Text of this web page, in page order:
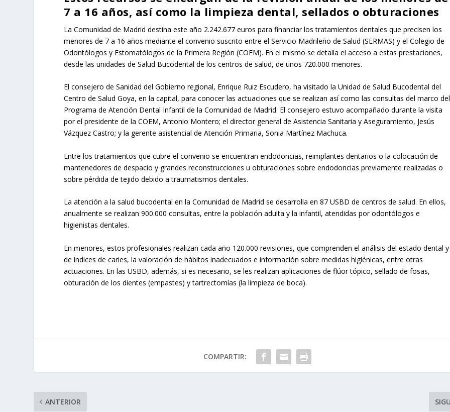
7 a 16 años, así como la limpieza dental, sellados o obturaciones
La Comunidad de Madrid destina este año 2.242.677 euros para financiar los tratamientos dentales que precisen los
menores de 7 a 16 años mediante el convenio suscrito entre el Servicio Madrileño de Salud (SERMAS) y el Colegio de
Odontólogos y Estomatólogos de la Primera Región (COEM). En el mismo se detalla el acceso a estas prestaciones,
desde las unidades de Salud Bucodental de los centros de salud, de unos 720.000 menores.
El consejero de Sanidad del Gobierno regional, Enrique Ruiz Escudero, ha visitado la Unidad de Salud Bucodental del
Centro de Salud Goya, en la capital, para conocer las actuaciones que se realizan así como las consultas del marco del
Programa de Atención Dental Infantil de la Comunidad de Madrid. El consejero estuvo acompañado durante la visita
por el presidente de la COEM, Antonio Montero; el director general de Asistencia Sanitaria y Aseguramiento, Jesús
Vázquez Castro; y la gerente asistencial de Atención Primaria, Sonia Martínez Machuca.
Entre los tratamientos que cubre el convenio se encuentran endodoncias, reimplantes dentarios o la colocación de
mantenedores de despacio y grandes reconstrucciones u obturaciones sobre endodoncias previamente realizadas o
sobre pérdida de tejido debido a traumatismos dentales.
La atención a la salud bucodental en la Comunidad de Madrid se desarrolla en 87 USBD de centros de salud. En ellos,
anualmente se realizan 900.000 consultas, entre la población adulta y la infantil, atendidas por odontólogos e
higienistas dentales.
En menores, estos profesionales realizan cada año 120.000 revisiones, que comprenden el análisis del estado dental y
de índices de caries, la valoración de hábitos inadecuados e información sobre medidas higiénicas, entre otras
actuaciones. En las USBD, además, si es necesario, se les realizan aplicaciones de flúor tópico, sellado de fosas,
obturación de los dientes (empastes) y tartrectomías (la limpieza de boca).
COMPARTIR:
ANTERIOR